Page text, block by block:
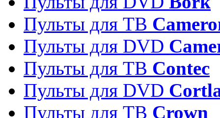
Пульты для ТВ
Пульты для DVD
Пульты для ТВ Contec
Пульты для DVD
Пульты для ТВ Crown